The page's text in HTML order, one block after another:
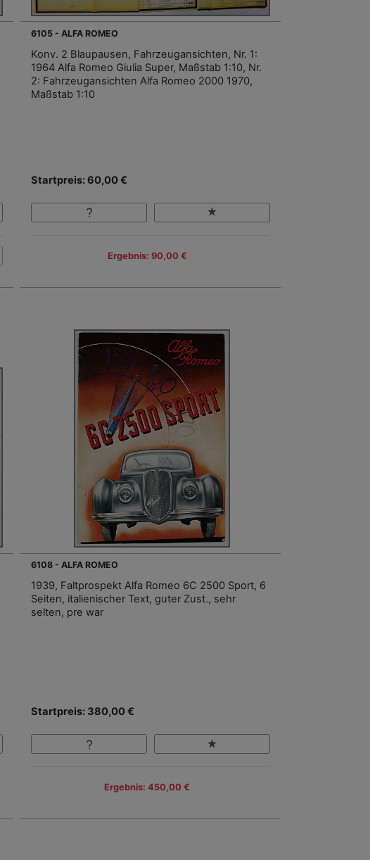
6105 - ALFA ROMEO
Konv. 2 Blaupausen, Fahrzeugansichten, Nr. 1:
1964 Alfa Romeo Giulia Super, Maßstab 1:10, Nr.
2: Fahrzeugansichten Alfa Romeo 2000 1970,
Maßstab 1:10
Startpreis: 60,00 €
Ergebnis: 90,00 €
6108 - ALFA ROMEO
1939, Faltprospekt Alfa Romeo 6C 2500 Sport, 6
Seiten, italienischer Text, guter Zust., sehr
selten, pre war
Startpreis: 380,00 €
Ergebnis: 450,00 €